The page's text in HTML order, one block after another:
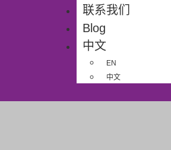
联系我们​
Blog
中文
EN
中文